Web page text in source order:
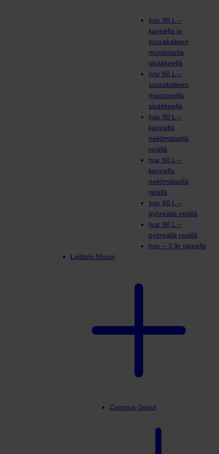
Ivar 90 L –
kannella ja
suorakaiteen
muotoisella
sisäkkeellä
Ivar 60 L –
suorakaiteen
muotoisella
sisäkkeellä
Ivar 90 L –
kannella
neliömäisellä
reiällä
Ivar 60 L –
kannella
neliömäisellä
reiällä
Ivar 60 L –
pyöreällä reiällä
Ivar 90 L –
pyöreällä reiällä
Ivar – 3:lle jakeelle
Lajittelu Muovi
Campus Goool